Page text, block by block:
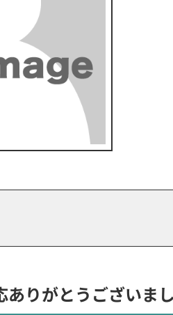
ありがとうございま